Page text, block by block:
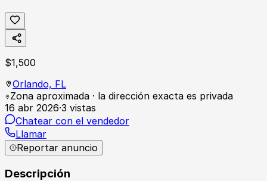
$1,500
Orlando, FL
Zona aproximada · la dirección exacta es privada
16 abr 2026·3 vistas
Chatear con el vendedor
Llamar
Reportar anuncio
Descripción